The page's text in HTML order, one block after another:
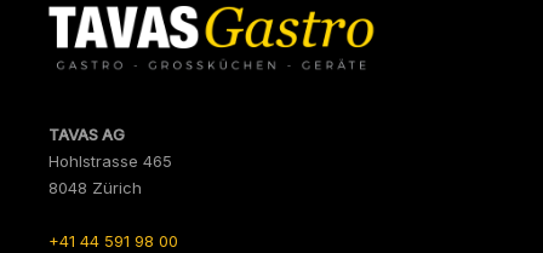
TAVAS AG
Hohlstrasse 465
8048 Zürich
+41 44 591 98 00